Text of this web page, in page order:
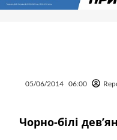
05/06/2014 06:00
Чорно-білі